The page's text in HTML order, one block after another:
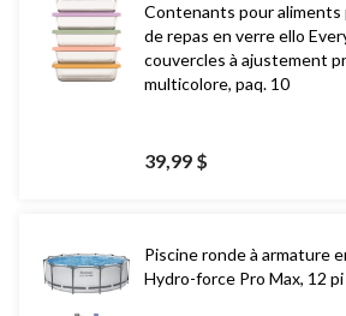
Contenants pour aliments
de repas en verre ello
couvercles à ajustement
multicolore, paq. 10
39,99 $
Piscine ronde à armature
Hydro-force Pro Max, 12 pi